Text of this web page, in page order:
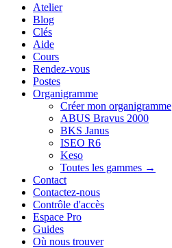
Atelier
Blog
Clés
Aide
Cours
Rendez-vous
Postes
Organigramme
Créer mon organigramme
ABUS Bravus 2000
BKS Janus
ISEO R6
Keso
Toutes les gammes →
Contact
Contactez-nous
Contrôle d'accès
Espace Pro
Guides
Où nous trouver